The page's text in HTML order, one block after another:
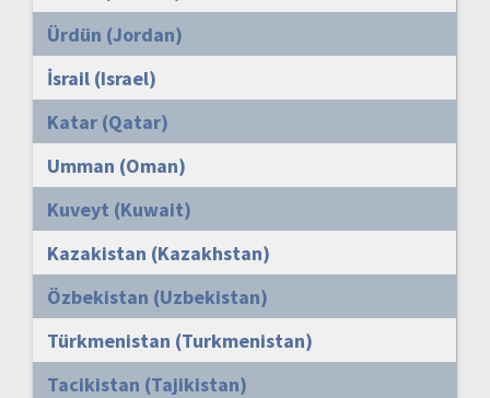
Ürdün (Jordan)
İsrail (Israel)
Katar (Qatar)
Umman (Oman)
Kuveyt (Kuwait)
Kazakistan (Kazakhstan)
Özbekistan (Uzbekistan)
Türkmenistan (Turkmenistan)
Tacikistan (Tajikistan)